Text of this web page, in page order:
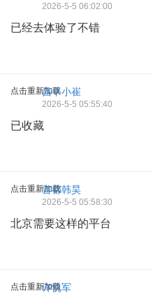
2026-5-5 06:02:00
已经去体验了不错
点击重新加载昌平小崔
2026-5-5 05:55:40
已收藏
点击重新加载首都韩昊
2026-5-5 05:58:30
北京需要这样的平台
点击重新加载
许悦军